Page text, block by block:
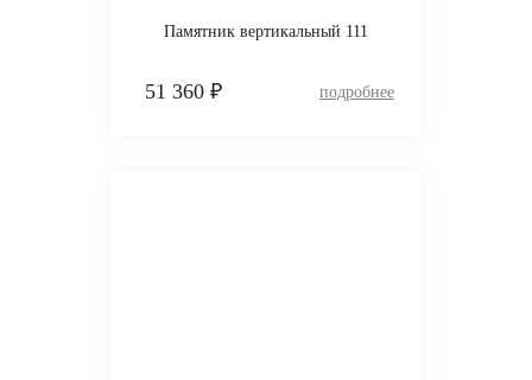
Памятник вертикальный 111
51 360 ₽